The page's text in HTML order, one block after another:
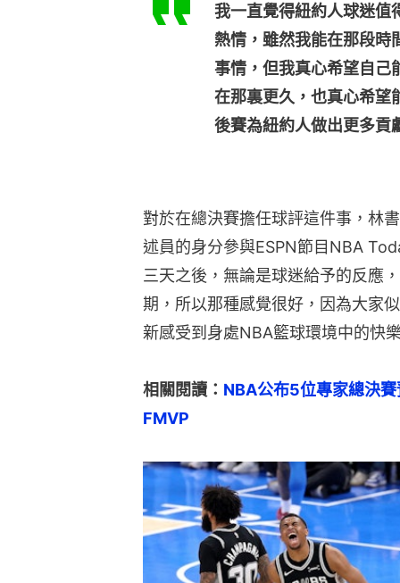
我一直覺得紐約人球迷值
熱情，雖然我能在那段時
事情，但我真心希望自己
在那裏更久，也真心希望
後賽為紐約人做出更多貢
對於在總決賽擔任球評這件事，林
述員的身分參與ESPN節目NBA
三天之後，無論是球迷給予的反應
期，所以那種感覺很好，因為大家
新感受到身處NBA籃球環境中的快
相關閱讀： NBA公布5位專家總決
FMVP